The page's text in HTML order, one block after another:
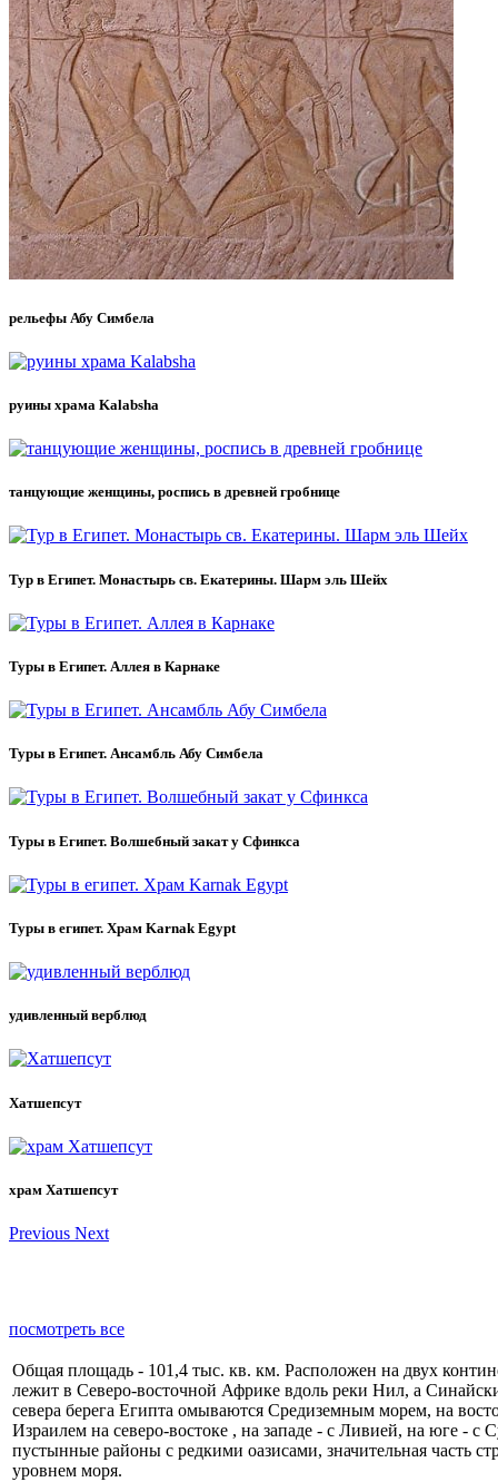
рельефы Абу Симбела
руины храма Kalabsha
танцующие женщины, роспись в древней гробнице
Тур в Египет. Монастырь св. Екатерины. Шарм эль Шейх
Туры в Египет. Аллея в Карнаке
Туры в Египет. Ансамбль Абу Симбела
Туры в Египет. Волшебный закат у Сфинкса
Туры в египет. Храм Karnak Egypt
удивленный верблюд
Хатшепсут
храм Хатшепсут
Previous Next
посмотреть все
Общая площадь - 101,4 тыс. кв. км. Расположен на двух
лежит в Северо-восточной Африке вдоль реки Нил, а
севера берега Египта омываются Средиземным морем, на
Израилем на северо-востоке , на западе - с Ливией, на юге - с
пустынные районы с редкими оазисами, значительная часть
уровнем моря.